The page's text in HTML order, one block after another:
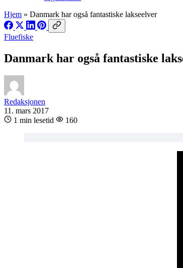
Hjem » Danmark har også fantastiske lakseelver
Fluefiske
Danmark har også fantastiske
Redaksjonen
11. mars 2017
1 min lesetid
160